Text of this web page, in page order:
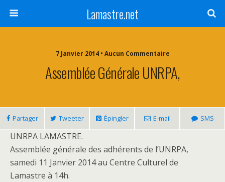
Lamastre.net
7 Janvier 2014 • Aucun Commentaire
Assemblée Générale UNRPA,
Partager Tweeter Épingler E-mail SMS
UNRPA LAMASTRE.
Assemblée générale des adhérents de l’UNRPA,
samedi 11 Janvier 2014 au Centre Culturel de
Lamastre à 14h.